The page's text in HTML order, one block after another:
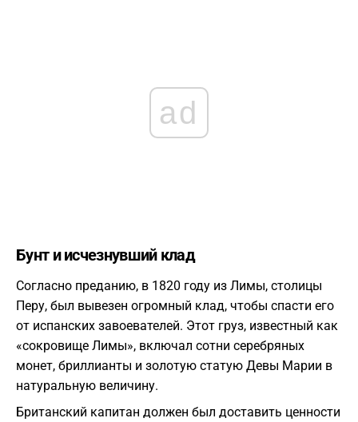
ad
Бунт и исчезнувший клад
Согласно преданию, в 1820 году из Лимы, столицы
Перу, был вывезен огромный клад, чтобы спасти его
от испанских завоевателей. Этот груз, известный как
«сокровище Лимы», включал сотни серебряных
монет, бриллианты и золотую статую Девы Марии в
натуральную величину.
Британский капитан должен был доставить ценности